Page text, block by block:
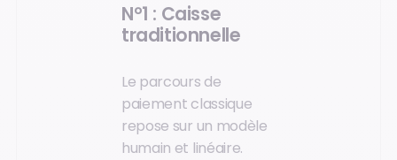
N°1 : Caisse
traditionnelle
Le parcours de
paiement classique
repose sur un modèle
humain et linéaire.